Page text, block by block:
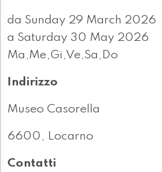
da Sunday 29 March 2026
a Saturday 30 May 2026
Ma,Me,Gi,Ve,Sa,Do
Indirizzo
Museo Casorella
6600, Locarno
Contatti